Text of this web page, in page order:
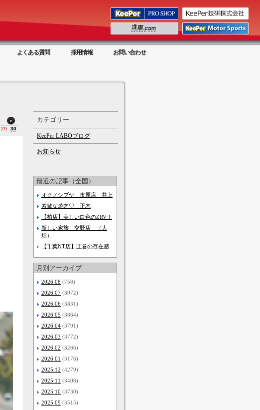
よくある質問 採用情報 お問い合わせ
29 30
カテゴリー
KeePer LABOブログ
お知らせ
最近の記事（全国）
オクノシブヤ 市原店 井上
素敵な焼肉♡ 正木
【柏店】美しい白色のZRV！
新しい家族 交野店 （大
畑）
【千葉NT店】圧巻の存在感
月別アーカイブ
2026.08 (758)
2026.07 (3972)
2026.06 (3831)
2026.05 (3864)
2026.04 (3791)
2026.03 (3772)
2026.02 (3266)
2026.01 (3176)
2025.12 (4279)
2025.11 (3408)
2025.10 (3730)
2025.09 (3515)